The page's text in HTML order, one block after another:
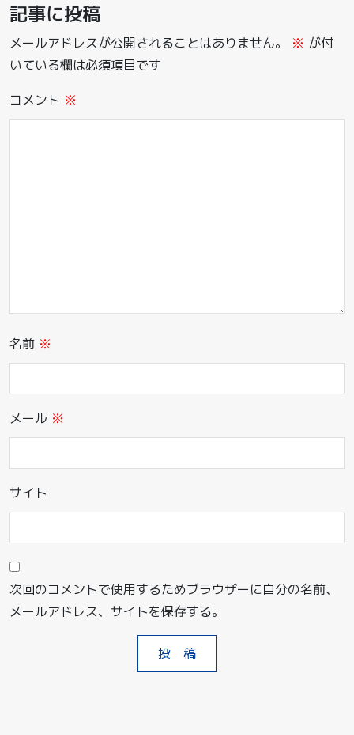
記事に投稿
メールアドレスが公開されることはありません。 ※ が付
いている欄は必須項目です
コメント ※
名前 ※
メール ※
サイト
次回のコメントで使用するためブラウザーに自分の名前、
メールアドレス、サイトを保存する。